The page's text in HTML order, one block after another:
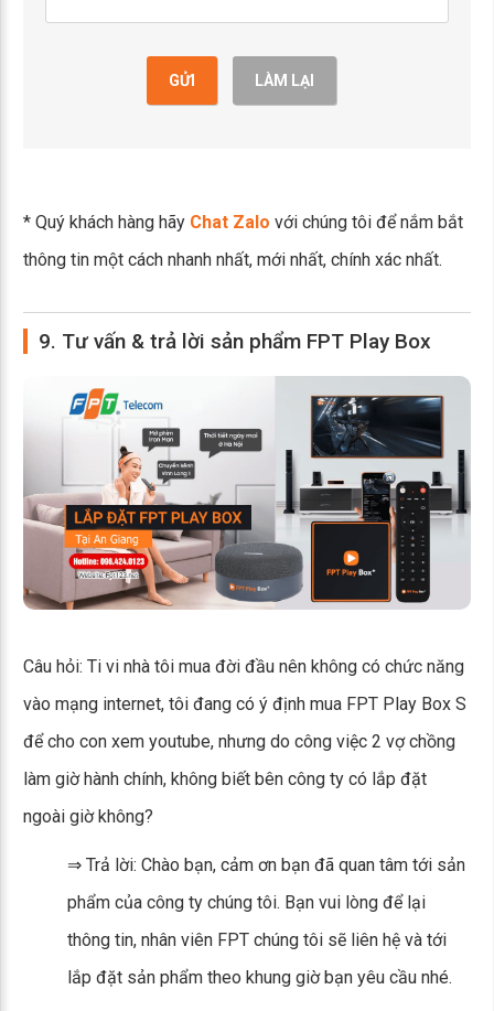
GỬI LÀM LẠI
* Quý khách hàng hãy Chat Zalo với chúng tôi để nắm bắt
thông tin một cách nhanh nhất, mới nhất, chính xác nhất.
9. Tư vấn & trả lời sản phẩm FPT Play Box
Câu hỏi: Ti vi nhà tôi mua đời đầu nên không có chức năng
vào mạng internet, tôi đang có ý định mua FPT Play Box S
để cho con xem youtube, nhưng do công việc 2 vợ chồng
làm giờ hành chính, không biết bên công ty có lắp đặt
ngoài giờ không?
⇒ Trả lời: Chào bạn, cảm ơn bạn đã quan tâm tới sản
phẩm của công ty chúng tôi. Bạn vui lòng để lại
thông tin, nhân viên FPT chúng tôi sẽ liên hệ và tới
lắp đặt sản phẩm theo khung giờ bạn yêu cầu nhé.